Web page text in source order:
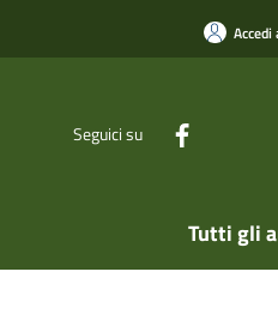
Seguici su
Tutti gli